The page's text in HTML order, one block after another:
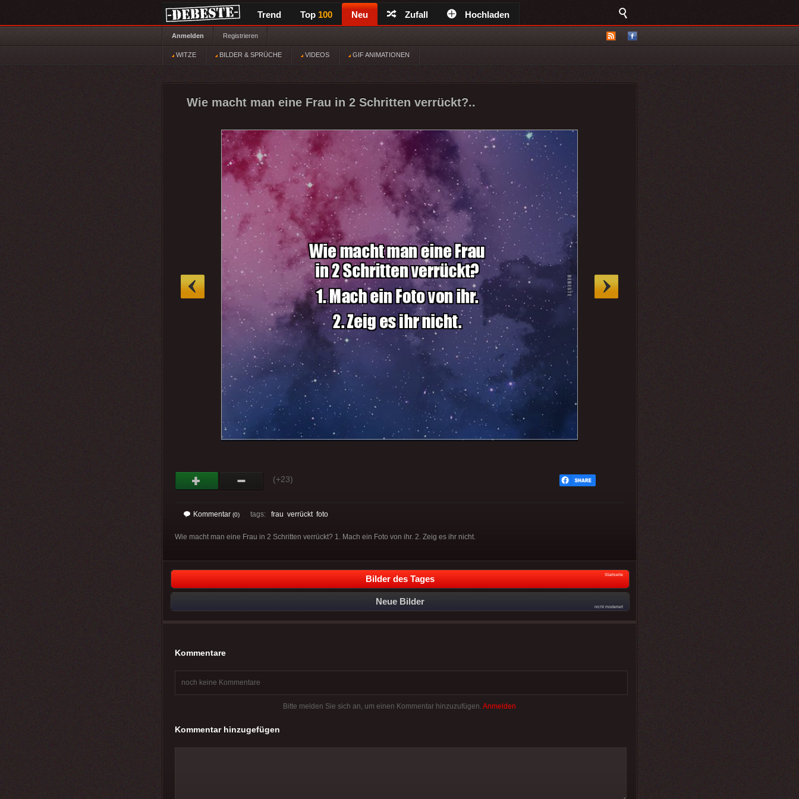
Trend Top 100 Neu Zufall Hochladen
Anmelden Registrieren
WITZE BILDER & SPRÜCHE VIDEOS GIF ANIMATIONEN
Wie macht man eine Frau in 2 Schritten verrückt?..
(+23)
Kommentar (0) tags: frau verrückt foto
Wie macht man eine Frau in 2 Schritten verrückt? 1. Mach ein Foto von ihr. 2. Zeig es ihr nicht.
Bilder des Tages Startseite
Neue Bilder
nicht moderiert
Kommentare
noch keine Kommentare
Bitte melden Sie sich an, um einen Kommentar hinzuzufügen. Anmelden
Kommentar hinzugefügen